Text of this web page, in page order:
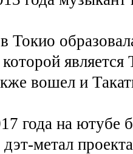
Токио
которой
вошел и
года на
дэт-метал